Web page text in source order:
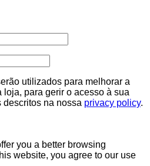
utilizados para melhorar a
para gerir o acesso à sua
descritos na nossa privacy policy.
you a better browsing
website, you agree to our use